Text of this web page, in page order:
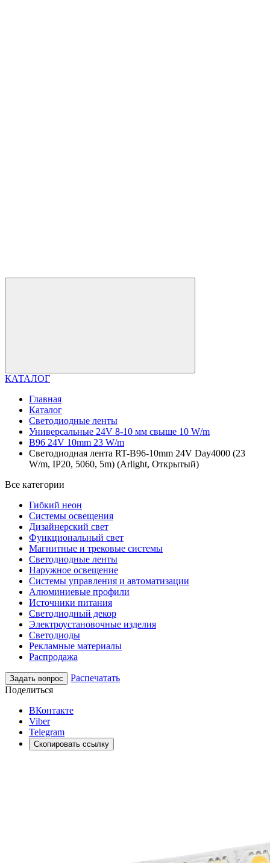
КАТАЛОГ
Главная
Каталог
Светодиодные ленты
Универсальные 24V 8-10 мм свыше 10 W/m
B96 24V 10mm 23 W/m
Светодиодная лента RT-B96-10mm 24V Day4000 (23
W/m, IP20, 5060, 5m) (Arlight, Открытый)
Все категории
Гибкий неон
Системы освещения
Дизайнерский свет
Функциональный свет
Магнитные и трековые системы
Светодиодные ленты
Наружное освещение
Системы управления и автоматизации
Алюминиевые профили
Источники питания
Светодиодный декор
Электроустановочные изделия
Светодиоды
Рекламные материалы
Распродажа
Задать вопрос
Распечатать
Поделиться
ВКонтакте
Viber
Telegram
Скопировать ссылку